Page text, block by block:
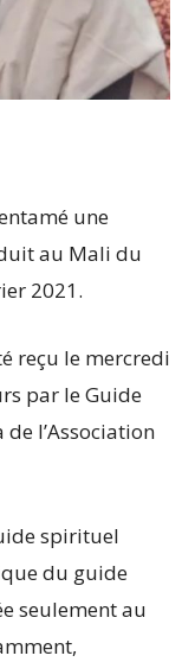
une
au Mali du
2021.
reçu le mercredi
par le Guide
l’Association
spirituel
du guide
seulement au